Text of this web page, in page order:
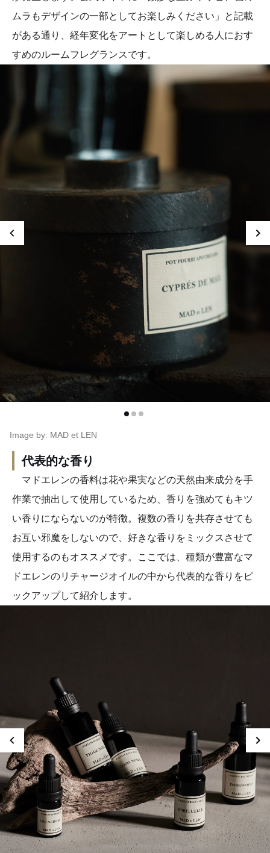
ムラもデザインの一部としてお楽しみください」と記載
がある通り、経年変化をアートとして楽しめる人におす
すめのルームフレグランスです。
Image by: MAD et LEN
代表的な香り
マドエレンの香料は花や果実などの天然由来成分を手
作業で抽出して使用しているため、香りを強めてもキツ
い香りにならないのが特徴。複数の香りを共存させても
お互い邪魔をしないので、好きな香りをミックスさせて
使用するのもオススメです。ここでは、種類が豊富なマ
ドエレンのリチャージオイルの中から代表的な香りをピ
ックアップして紹介します。